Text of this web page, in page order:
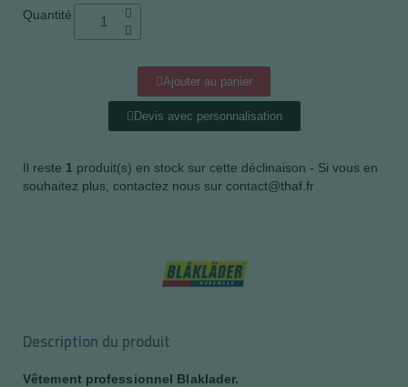
Quantité
Ajouter au panier
Devis avec personnalisation
Il reste 1 produit(s) en stock sur cette déclinaison - Si vous en
souhaitez plus, contactez nous sur contact@thaf.fr
Description du produit
Vêtement professionnel Blaklader.